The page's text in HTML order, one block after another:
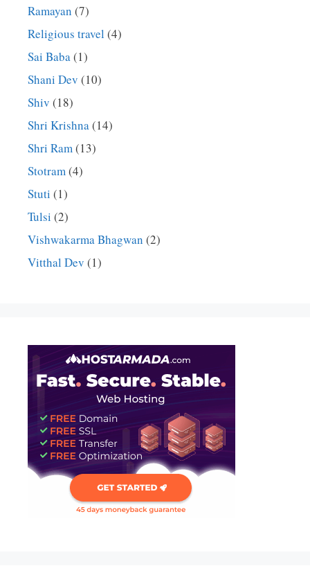
Ramayan (7)
Religious travel (4)
Sai Baba (1)
Shani Dev (10)
Shiv (18)
Shri Krishna (14)
Shri Ram (13)
Stotram (4)
Stuti (1)
Tulsi (2)
Vishwakarma Bhagwan (2)
Vitthal Dev (1)